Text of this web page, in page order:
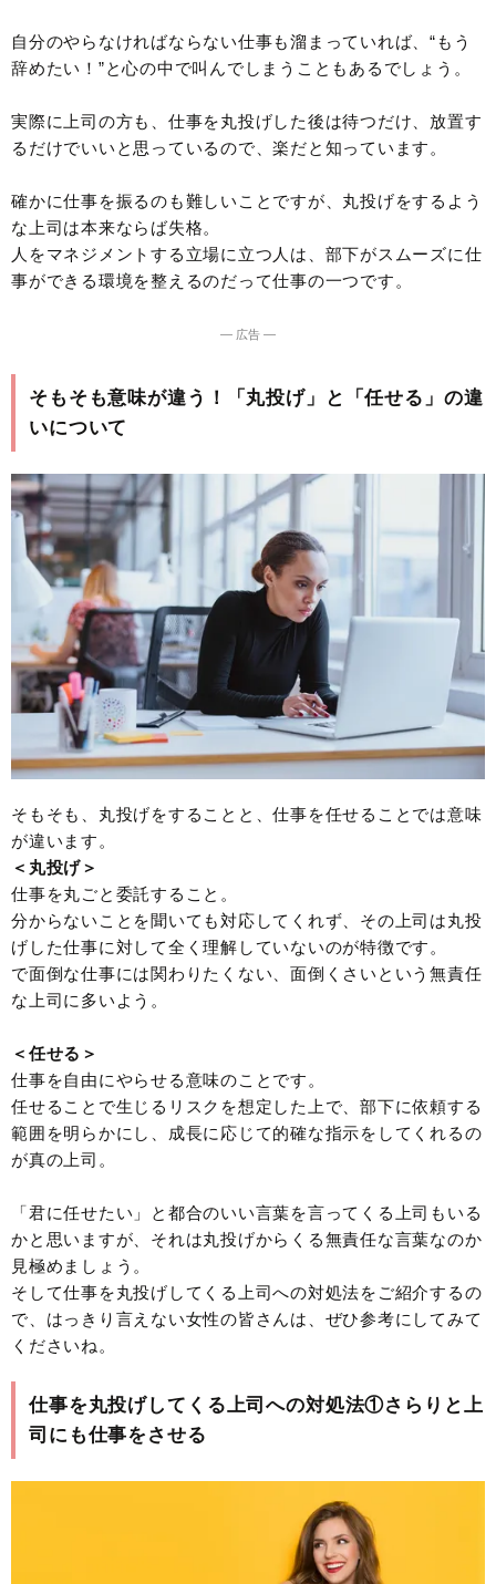
自分のやらなければならない仕事も溜まっていれば、“もう
辞めたい！”と心の中で叫んでしまうこともあるでしょう。
実際に上司の方も、仕事を丸投げした後は待つだけ、放置す
るだけでいいと思っているので、楽だと知っています。
確かに仕事を振るのも難しいことですが、丸投げをするよう
な上司は本来ならば失格。
人をマネジメントする立場に立つ人は、部下がスムーズに仕
事ができる環境を整えるのだって仕事の一つです。
― 広告 ―
そもそも意味が違う！「丸投げ」と「任せる」の違
いについて
そもそも、丸投げをすることと、仕事を任せることでは意味
が違います。
＜丸投げ＞
仕事を丸ごと委託すること。
分からないことを聞いても対応してくれず、その上司は丸投
げした仕事に対して全く理解していないのが特徴です。
で面倒な仕事には関わりたくない、面倒くさいという無責任
な上司に多いよう。
＜任せる＞
仕事を自由にやらせる意味のことです。
任せることで生じるリスクを想定した上で、部下に依頼する
範囲を明らかにし、成長に応じて的確な指示をしてくれるの
が真の上司。
「君に任せたい」と都合のいい言葉を言ってくる上司もいる
かと思いますが、それは丸投げからくる無責任な言葉なのか
見極めましょう。
そして仕事を丸投げしてくる上司への対処法をご紹介するの
で、はっきり言えない女性の皆さんは、ぜひ参考にしてみて
くださいね。
仕事を丸投げしてくる上司への対処法①さらりと上
司にも仕事をさせる